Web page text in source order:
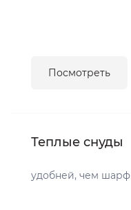
Посмотреть
Теплые снуды
удобней, чем шарф